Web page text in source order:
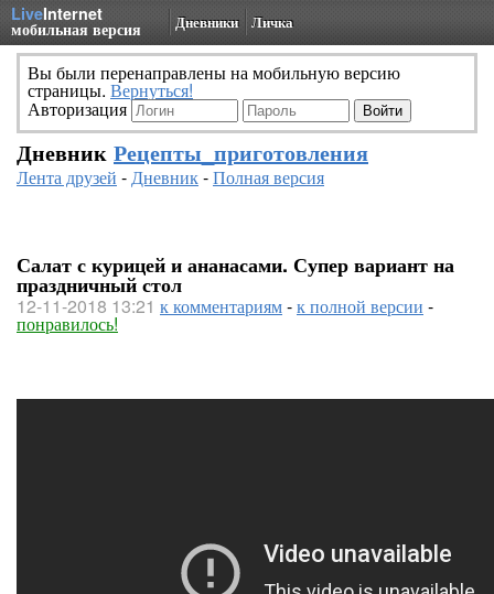
LiveInternet
мобильная версия Дневники Личка
Вы были перенаправлены на мобильную версию
страницы. Вернуться!
Авторизация
Дневник Рецепты_приготовления
Лента друзей -Дневник-Полная версия
Салат с курицей и ананасами. Супер вариант на
праздничный стол
12-11-2018 13:21 к комментариям-к полной версии -
понравилось!